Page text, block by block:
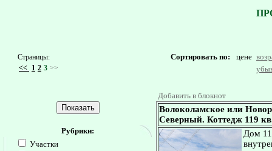
Страницы:
<< 1 2 3 >>
Сортировать по: цене
Рубрики:
Участки
Добавить в блокнот
Волоколамское или
Северный. Коттедж 119
Дом